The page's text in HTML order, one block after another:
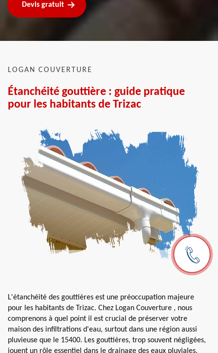
Devis gratuit
LOGAN COUVERTURE
Étanchéité gouttière : guide pratique
pour les habitants de Trizac
L'étanchéité des gouttières est une préoccupation majeure
pour les habitants de Trizac. Chez Logan Couverture , nous
comprenons à quel point il est crucial de préserver votre
maison des infiltrations d'eau, surtout dans une région aussi
pluvieuse que le 15400. Les gouttières, trop souvent négligées,
jouent un rôle essentiel dans le drainage des eaux pluviales,